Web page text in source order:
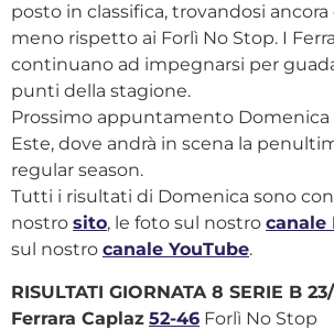
posto in classifica, trovandosi
meno rispetto ai Forlì No Stop. I
continuano ad impegnarsi per
punti della stagione.
Prossimo appuntamento Domenica
Este, dove andrà in scena la
regular season.
Tutti i risultati di Domenica sono
nostro sito, le foto sul nostro canale
sul nostro canale YouTube.
RISULTATI GIORNATA 8 SERIE B
Ferrara Caplaz 52-46 Forlì No Stop